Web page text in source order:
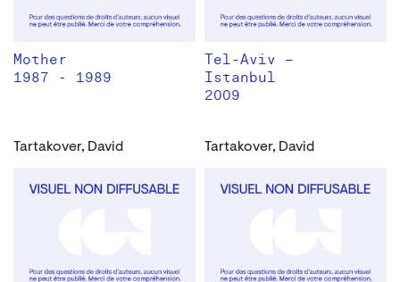
Mother
1987 - 1989
Tel-Aviv –
Istanbul
2009
Tartakover, David Tartakover, David